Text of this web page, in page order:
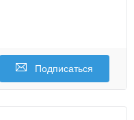
Подписаться